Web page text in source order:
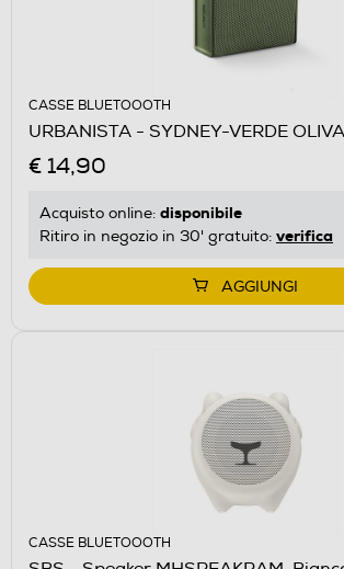
CASSE BLUETOOOTH
URBANISTA - SYDNEY-VERDE OLIVA
€ 14,90
Acquisto online: disponibile
Ritiro in negozio in 30' gratuito: verifica
AGGIUNGI
CASSE BLUETOOOTH